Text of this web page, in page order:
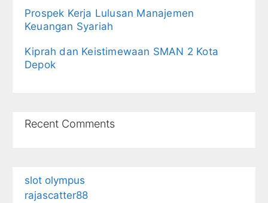
Prospek Kerja Lulusan Manajemen
Keuangan Syariah
Kiprah dan Keistimewaan SMAN 2 Kota
Depok
Recent Comments
slot olympus
rajascatter88